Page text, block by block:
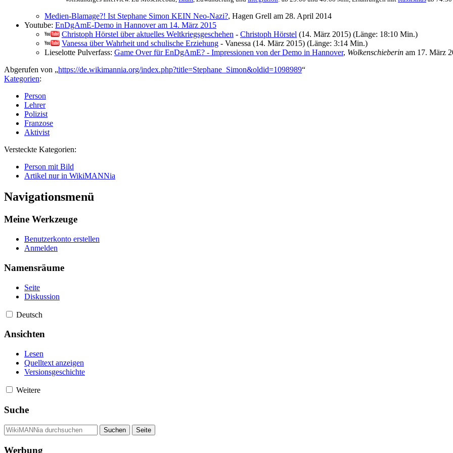
Medien-Blamage?! Ist Stephane Simon KEIN Neo-Nazi?, Hagen Grell am 28. April 2014
Youtube: EnDgAmE-Demo in Hannover am 14. März 2015
Christoph Hörstel über aktuelles Weltkriegsgeschehen - Christoph Hörstel (14. März 2015) (Länge: 18:10 Min.)
Vanessa über Wahrheit und schulische Erziehung - Vanessa (14. März 2015) (Länge: 3:14 Min.)
Lieselotte Pulverfass: Game Over für EnDgAmE? - Impressionen von der Demo in Hannover, Wolkenschieberin am 17. März
Abgerufen von „https://de.wikimannia.org/index.php?title=Stephane_Simon&oldid=1098989“
Kategorien:
Person
Lehrer
Polizist
Franzose
Aktivist
Versteckte Kategorien:
Person mit Bild
Artikel nur in WikiMANNia
Navigationsmenü
Meine Werkzeuge
Benutzerkonto erstellen
Anmelden
Namensräume
Seite
Diskussion
Deutsch
Ansichten
Lesen
Quelltext anzeigen
Versionsgeschichte
Weitere
Suche
Werbung